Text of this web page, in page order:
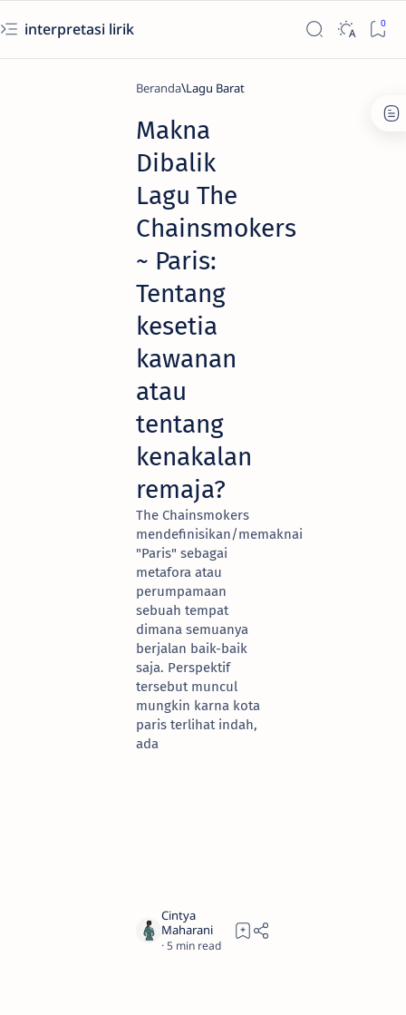
interpretasi lirik
Beranda Lagu Barat
Makna
Dibalik
Lagu The
Chainsmokers
~ Paris:
Tentang
kesetia
kawanan
atau
tentang
kenakalan
remaja?
The Chainsmokers
mendefinisikan/memaknai
"Paris" sebagai
metafora atau
perumpamaan
sebuah tempat
dimana semuanya
berjalan baik-baik
saja. Perspektif
tersebut muncul
mungkin karna kota
paris terlihat indah,
ada
5